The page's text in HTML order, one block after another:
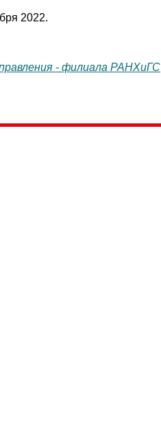
2022.
- филиала РАНХиГС